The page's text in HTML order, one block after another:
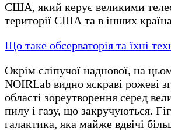
США, який керує великими
території США та в інших
Що таке обсерваторія та їхні
Окрім сліпучої наднової, на
NOIRLab видно яскраві рожеві
області зореутворення серед
пилу і газу, що закручуються.
галактика, яка майже вдвічі